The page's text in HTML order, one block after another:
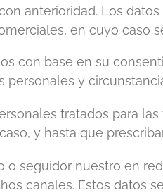
anterioridad. Los
en cuyo caso
con base en su
personales y
tratados para
y hasta que
o seguidor nuestro en
canales. Estos datos